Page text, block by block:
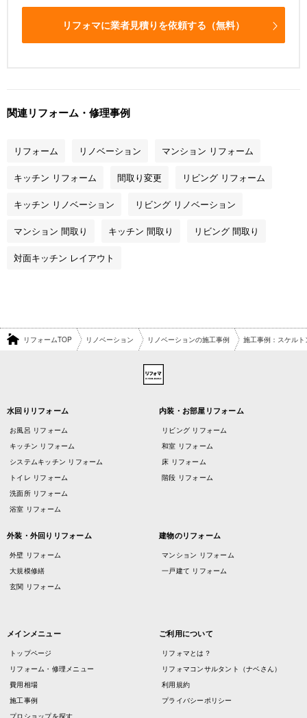
リフォマに業者見積りを依頼する（無料）
関連リフォーム・修理事例
リフォーム リノベーション マンション リフォーム
キッチン リフォーム 間取り変更 リビング リフォーム
キッチン リノベーション リビング リノベーション
マンション 間取り キッチン 間取り リビング 間取り
対面キッチン レイアウト
リフォームTOP リノベーション リノベーションの施工事例 施工事例：スケル
水回りリフォーム
お風呂 リフォーム
キッチン リフォーム
システムキッチン リフォーム
トイレ リフォーム
洗面所 リフォーム
浴室 リフォーム
内装・お部屋リフォーム
リビング リフォーム
和室 リフォーム
床 リフォーム
階段 リフォーム
外装・外回りリフォーム
外壁 リフォーム
大規模修繕
玄関 リフォーム
建物のリフォーム
マンション リフォーム
一戸建て リフォーム
メインメニュー
トップページ
リフォーム・修理メニュー
費用相場
施工事例
プロショップを探す
ご利用について
リフォマとは？
リフォマコンサルタント（ナベさん）
利用規約
プライバシーポリシー